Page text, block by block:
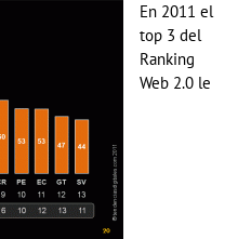
En 2011 el
top 3 del
Ranking
Web 2.0 le